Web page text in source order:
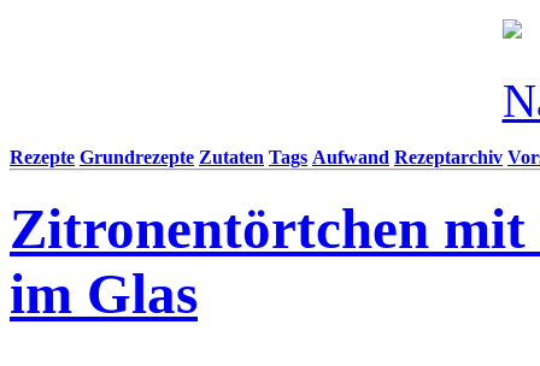
Rezepte Grundrezepte Zutaten Tags Aufwand Rezeptarchiv
Zitronentörtchen mit
im Glas